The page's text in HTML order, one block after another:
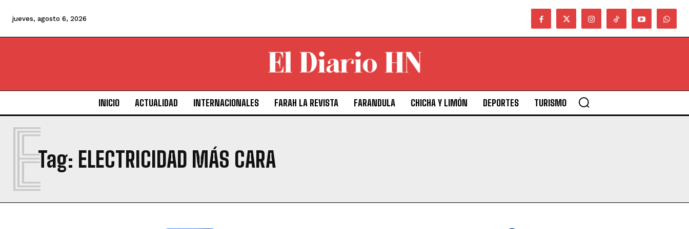
jueves, agosto 6, 2026
INICIO ACTUALIDAD INTERNACIONALES FARAH LA REVISTA FARANDULA CHICHA Y LIMÓN DEPORTES TURISMO
Tag: ELECTRICIDAD MÁS CARA
E